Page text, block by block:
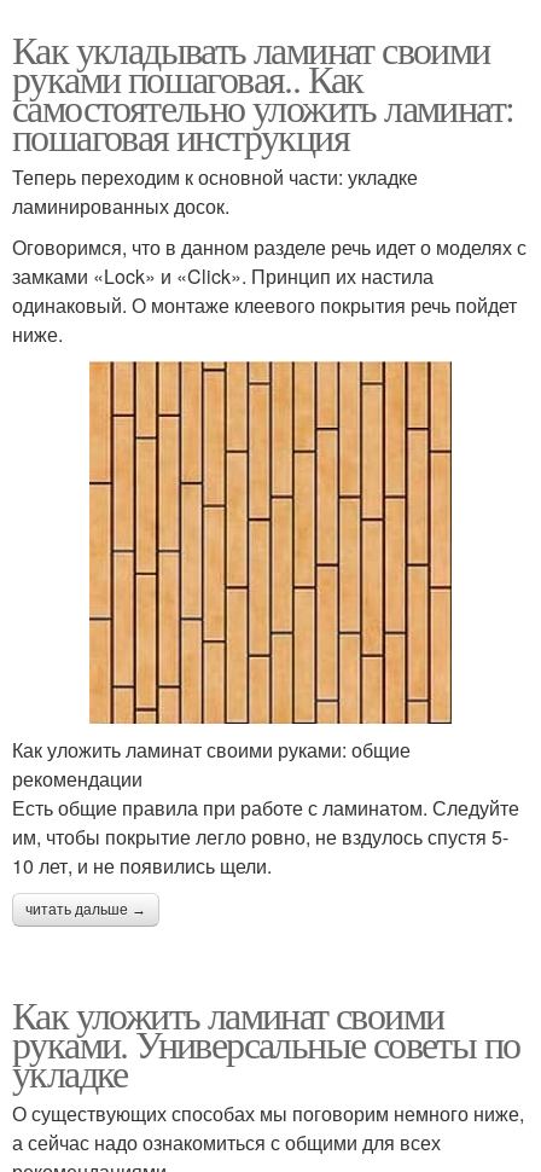
Как укладывать ламинат своими
руками пошаговая.. Как
самостоятельно уложить ламинат:
пошаговая инструкция
Теперь переходим к основной части: укладке
ламинированных досок.
Оговоримся, что в данном разделе речь идет о моделях с
замками «Lock» и «Click». Принцип их настила
одинаковый. О монтаже клеевого покрытия речь пойдет
ниже.
Как уложить ламинат своими руками: общие
рекомендации
Есть общие правила при работе с ламинатом. Следуйте
им, чтобы покрытие легло ровно, не вздулось спустя 5-
10 лет, и не появились щели.
читать дальше →
Как уложить ламинат своими
руками. Универсальные советы по
укладке
О существующих способах мы поговорим немного ниже,
а сейчас надо ознакомиться с общими для всех